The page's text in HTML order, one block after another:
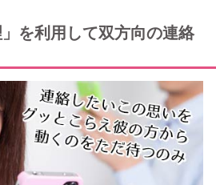
を利用して双方向の連絡